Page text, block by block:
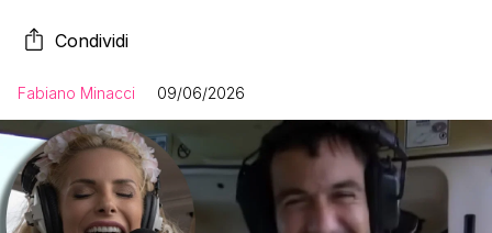
Condividi
Fabiano Minacci 09/06/2026